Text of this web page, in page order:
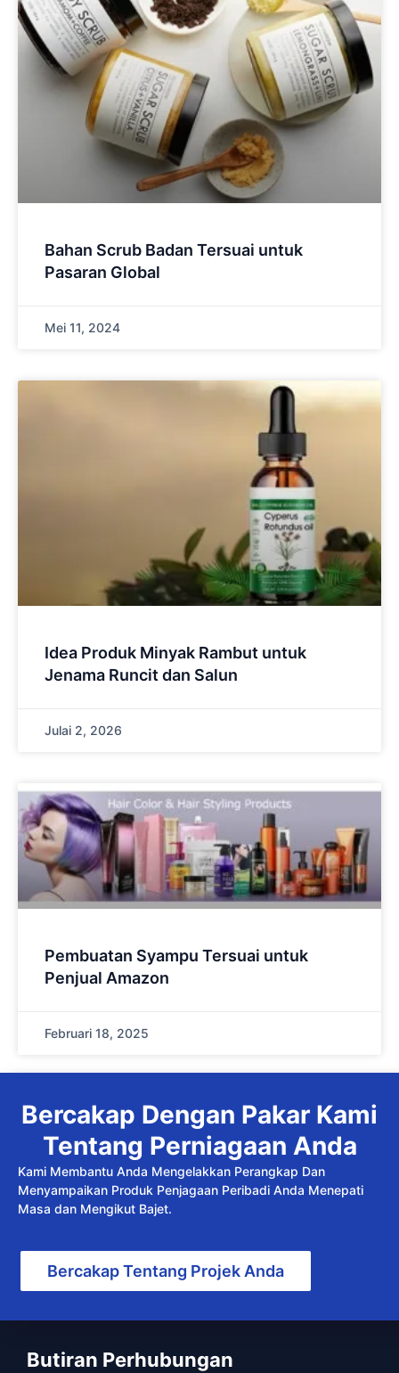
Bahan Scrub Badan Tersuai untuk
Pasaran Global
Mei 11, 2024
Idea Produk Minyak Rambut untuk
Jenama Runcit dan Salun
Julai 2, 2026
Pembuatan Syampu Tersuai untuk
Penjual Amazon
Februari 18, 2025
Bercakap Dengan Pakar Kami
Tentang Perniagaan Anda
Kami Membantu Anda Mengelakkan Perangkap Dan
Menyampaikan Produk Penjagaan Peribadi Anda Menepati
Masa dan Mengikut Bajet.
Bercakap Tentang Projek Anda
Butiran Perhubungan